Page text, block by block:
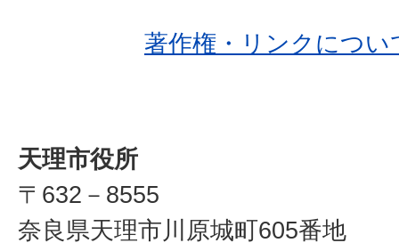
著作権・リンクについ
天理市役所
〒632－8555
奈良県天理市川原城町605番地